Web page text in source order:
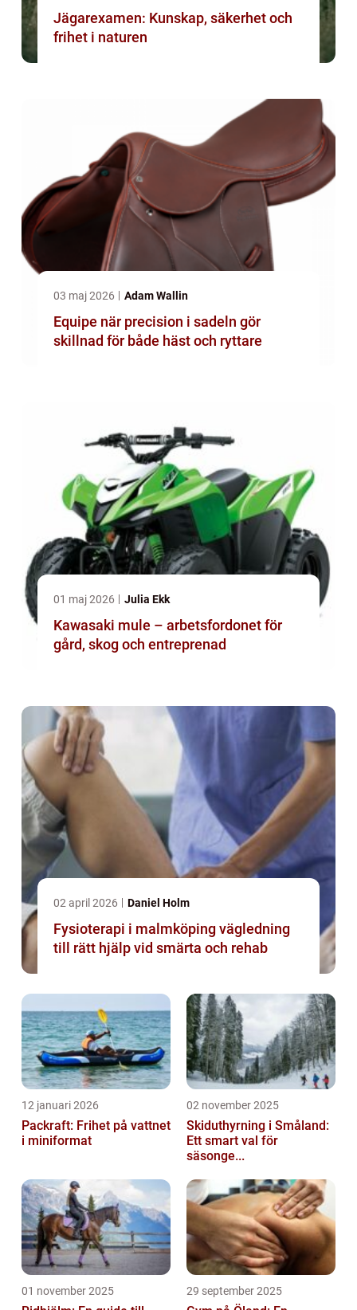
Jägarexamen: Kunskap, säkerhet och
frihet i naturen
03 maj 2026 Adam Wallin
Equipe när precision i sadeln gör
skillnad för både häst och ryttare
01 maj 2026 Julia Ekk
Kawasaki mule – arbetsfordonet för
gård, skog och entreprenad
02 april 2026 Daniel Holm
Fysioterapi i malmköping vägledning
till rätt hjälp vid smärta och rehab
12 januari 2026
Packraft: Frihet på vattnet
i miniformat
02 november 2025
Skiduthyrning i Småland:
Ett smart val för
säsonge...
01 november 2025 29 september 2025